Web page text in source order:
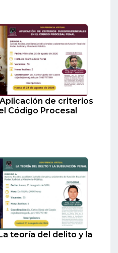
de criterios
Código Procesal
teoría del delito y la